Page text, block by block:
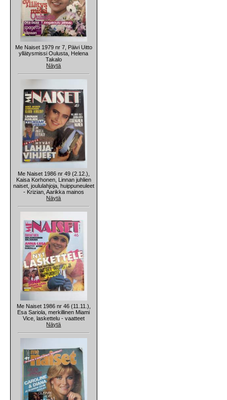
Me Naiset 1979 nr 7, Päivi Uitto
yllätysmissi Oulusta, Helena
Takalo
Näytä
Me Naiset 1986 nr 49 (2.12.),
Kaisa Korhonen, Linnan juhlien
naiset, joululahjoja, huippuneuleet
- Krizian, Aarikka mainos
Näytä
Me Naiset 1986 nr 46 (11.11.),
Esa Sariola, merkillinen Miami
Vice, laskettelu - vaatteet
Näytä